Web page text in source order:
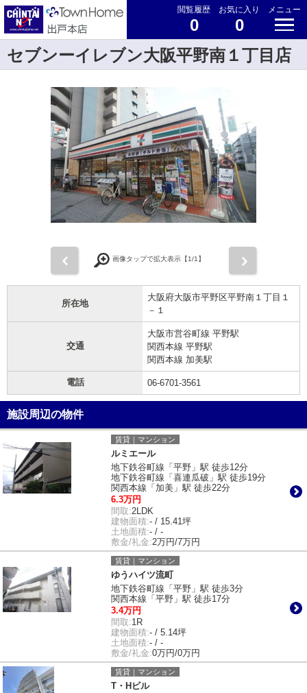
閲覧履歴
0
お気に入り
0
メニュー
セブンーイレブン大阪平野南１丁目店
画像タップで拡大表示【1/1】
所在地
大阪府大阪市平野区平野南１丁目１
－１
交通
大阪市営谷町線 平野駅
関西本線 平野駅
関西本線 加美駅
電話 06-6701-3561
施設周辺の物件
賃貸｜マンション
ルミエール
地下鉄谷町線「平野」駅 徒歩12分
地下鉄谷町線「喜連瓜破」駅 徒歩19分
関西本線「加美」駅 徒歩22分
6.3万円
間取:2LDK
建物面積:- / 15.41坪
土地面積:- / -
敷金/礼金:2万円/7万円
賃貸｜マンション
ゆうハイツ流町
地下鉄谷町線「平野」駅 徒歩3分
関西本線「平野」駅 徒歩17分
3.4万円
間取:1R
建物面積:- / 5.14坪
土地面積:- / -
敷金/礼金:0万円/0万円
賃貸｜マンション
T・Hビル